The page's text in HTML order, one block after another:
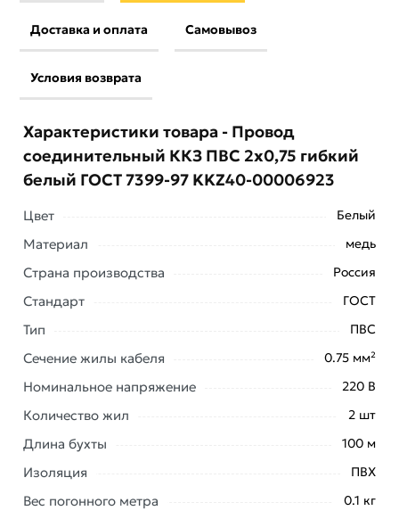
Доставка и оплата Самовывоз
Условия возврата
Условия доставки и цены на товар Провод
соединительный ККЗ ПВС 2х0,75 гибкий белый ГОСТ
7399-97 KKZ40-00006923 из категории
Провод
области.
Наши профессиональные менеджеры обработают
заказ и свяжутся с Вами для согласования условий
доставки или самовывоза. Перед оформлением
описанием, характеристиками и отзывами.
Характеристики товара - Провод
соединительный ККЗ ПВС 2х0,75 гибкий
белый ГОСТ 7399-97 KKZ40-00006923
Цвет Белый
Материал медь
Страна производства Россия
Стандарт ГОСТ
Тип ПВС
Сечение жилы кабеля 0.75 мм²
Номинальное напряжение 220 В
Количество жил 2 шт
Длина бухты 100 м
Изоляция ПВХ
Вес погонного метра 0.1 кг